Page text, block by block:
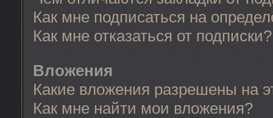
Как мне подписаться на
Как мне отказаться от подписки?
Вложения
Какие вложения разрешены на
Как мне найти мои вложения?